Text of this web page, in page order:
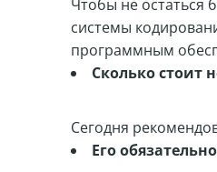
Чтобы не остаться
системы
программным
Сколько стоит
Сегодня
Его